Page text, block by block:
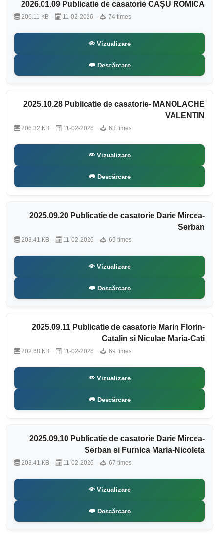
2026.01.09 Publicatie de casatorie CAȘU ROMICĂ
206.11 KB 11-02-2026 74 times
Vizualizare
Descărcare
2025.10.28 Publicatie de casatorie- MANOLACHE
VALENTIN
206.32 KB 11-02-2026 63 times
Vizualizare
Descărcare
2025.09.20 Publicatie de casatorie Darie Mircea-
Serban
203.41 KB 11-02-2026 69 times
Vizualizare
Descărcare
2025.09.11 Publicatie de casatorie Marin Florin-
Catalin si Niculae Maria-Cati
202.68 KB 11-02-2026 69 times
Vizualizare
Descărcare
2025.09.10 Publicatie de casatorie Darie Mircea-
Serban si Furnica Maria-Nicoleta
203.41 KB 11-02-2026 67 times
Vizualizare
Descărcare